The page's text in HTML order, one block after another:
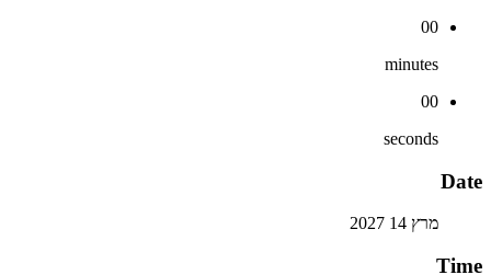
00
minutes
00
seconds
Date
מרץ 14 2027
Time